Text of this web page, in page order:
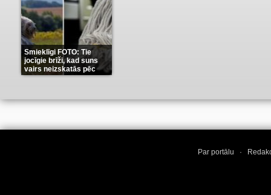
Smieklīgi FOTO: Tie
jocīgie brīži, kad suns
vairs neizskatās pēc
suņa(11)
Par portālu ·